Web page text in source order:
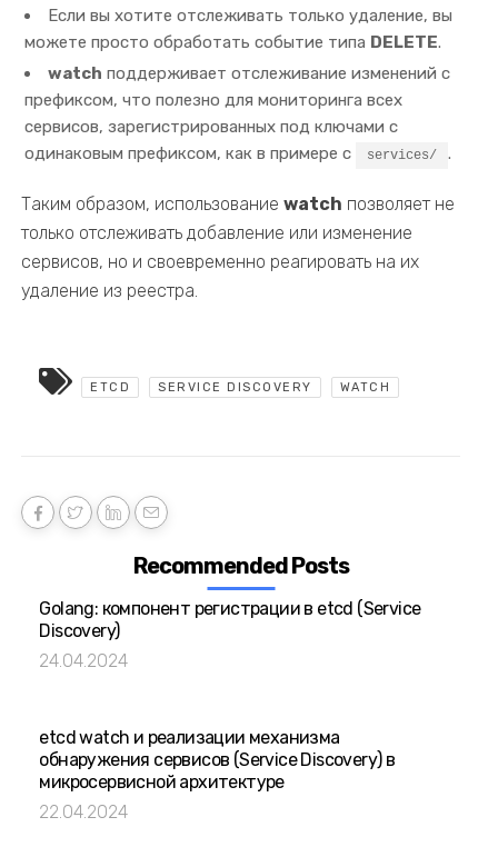
Если вы хотите отслеживать только удаление, вы
можете просто обработать событие типа DELETE.
watch поддерживает отслеживание изменений с
префиксом, что полезно для мониторинга всех
сервисов, зарегистрированных под ключами с
одинаковым префиксом, как в примере с
services/ .
Таким образом, использованиеwatch позволяет не
только отслеживать добавление или изменение
сервисов, но и своевременно реагировать на их
удаление из реестра.
ETCD SERVICE DISCOVERY WATCH
Recommended Posts
Golang: компонент регистрации в etcd (Service
Discovery)
24.04.2024
etcd watch и реализации механизма
обнаружения сервисов (Service Discovery) в
микросервисной архитектуре
22.04.2024